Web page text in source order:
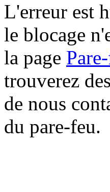
L'erreur est
le blocage
la page
trouverez
de nous
du pare-feu.